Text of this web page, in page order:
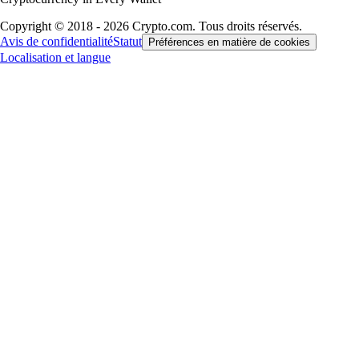
Copyright © 2018 - 2026 Crypto.com. Tous droits réservés.
Avis de confidentialitéStatut Préférences en matière de cookies
Localisation et langue